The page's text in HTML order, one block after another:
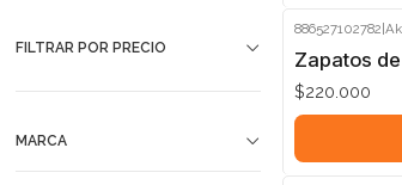
FILTRAR POR PRECIO
MARCA
886527102782|
Zapatos
$220.000